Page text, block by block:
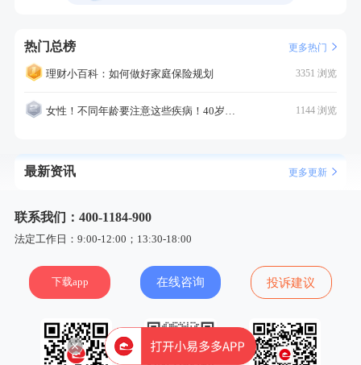
热门总榜 更多热门
理财小百科：如何做好家庭保险规划 3351 浏览
女性！不同年龄要注意这些疾病！40岁的这个疾病最需要注意！ 1144 浏览
最新资讯 更多更新
联系我们：400-1184-900
法定工作日：9:00-12:00；13:30-18:00
下载app 在线咨询 投诉建议